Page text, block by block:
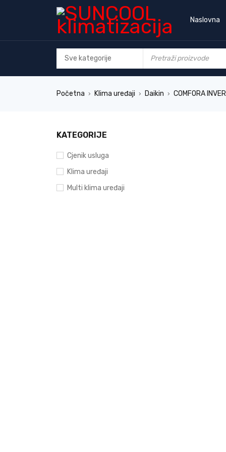
Naslovna
Početna › Klima uređaji › Daikin › COMFORA
KATEGORIJE
Cjenik usluga
Klima uređaji
Multi klima uređaji